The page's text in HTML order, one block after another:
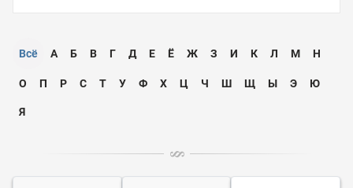
Всё А Б В Г Д Е Ё Ж З И К Л М Н
О П Р С Т У Ф Х Ц Ч Ш Щ Ы Э Ю
Я